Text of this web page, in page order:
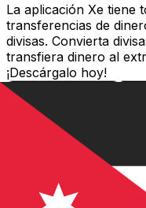
La aplicación Xe tiene
transferencias de
divisas. Convierta
transfiera dinero al
¡Descárgalo hoy!